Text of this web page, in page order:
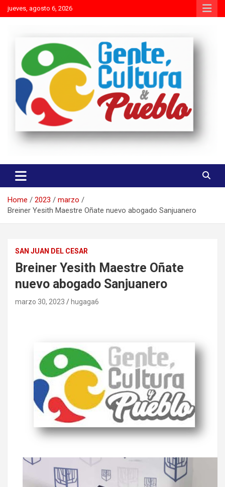
Skip
to
jueves, agosto 6, 2026
Gente Cultura y Pueblo
Home 2023
marzo
Breiner Yesith Maestre Oñate nuevo abogado Sanjuanero
SAN JUAN DEL CESAR
Breiner Yesith Maestre Oñate
nuevo abogado Sanjuanero
marzo 30, 2023 hugaga6